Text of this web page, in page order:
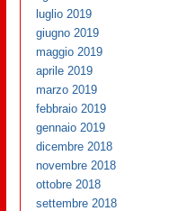
luglio 2019
giugno 2019
maggio 2019
aprile 2019
marzo 2019
febbraio 2019
gennaio 2019
dicembre 2018
novembre 2018
ottobre 2018
settembre 2018